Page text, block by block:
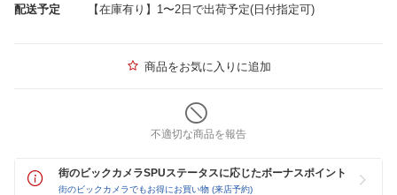
配送予定 【在庫有り】1〜2日で出荷予定(日付指定可)
商品をお気に入りに追加
不適切な商品を報告
街のビックカメラSPUステータスに応じたボーナスポイント
街のビックカメラでもお得にお買い物 (来店予約)